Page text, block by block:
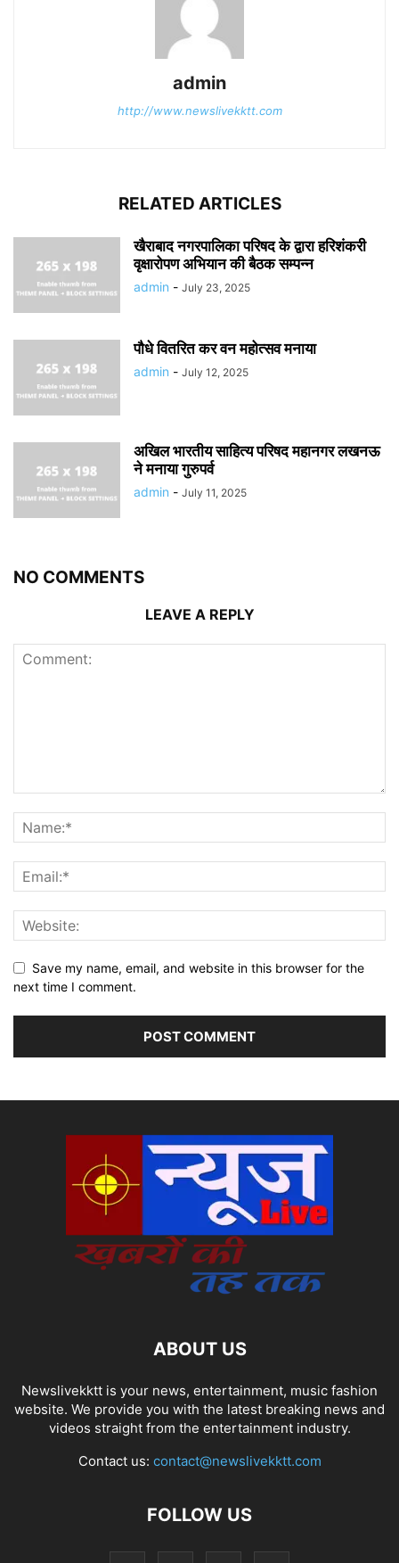
admin
http://www.newslivekktt.com
RELATED ARTICLES
खैराबाद नगरपालिका परिषद के द्वारा हरिशंकरी
वृक्षारोपण अभियान की बैठक सम्पन्न
admin - July 23, 2025
पौधे वितरित कर वन महोत्सव मनाया
admin - July 12, 2025
अखिल भारतीय साहित्य परिषद महानगर लखनऊ
ने मनाया गुरुपर्व
admin - July 11, 2025
NO COMMENTS
LEAVE A REPLY
Save my name, email, and website in this browser for the
next time I comment.
ABOUT US
Newslivekktt is your news, entertainment, music fashion
website. We provide you with the latest breaking news and
videos straight from the entertainment industry.
Contact us: contact@newslivekktt.com
FOLLOW US